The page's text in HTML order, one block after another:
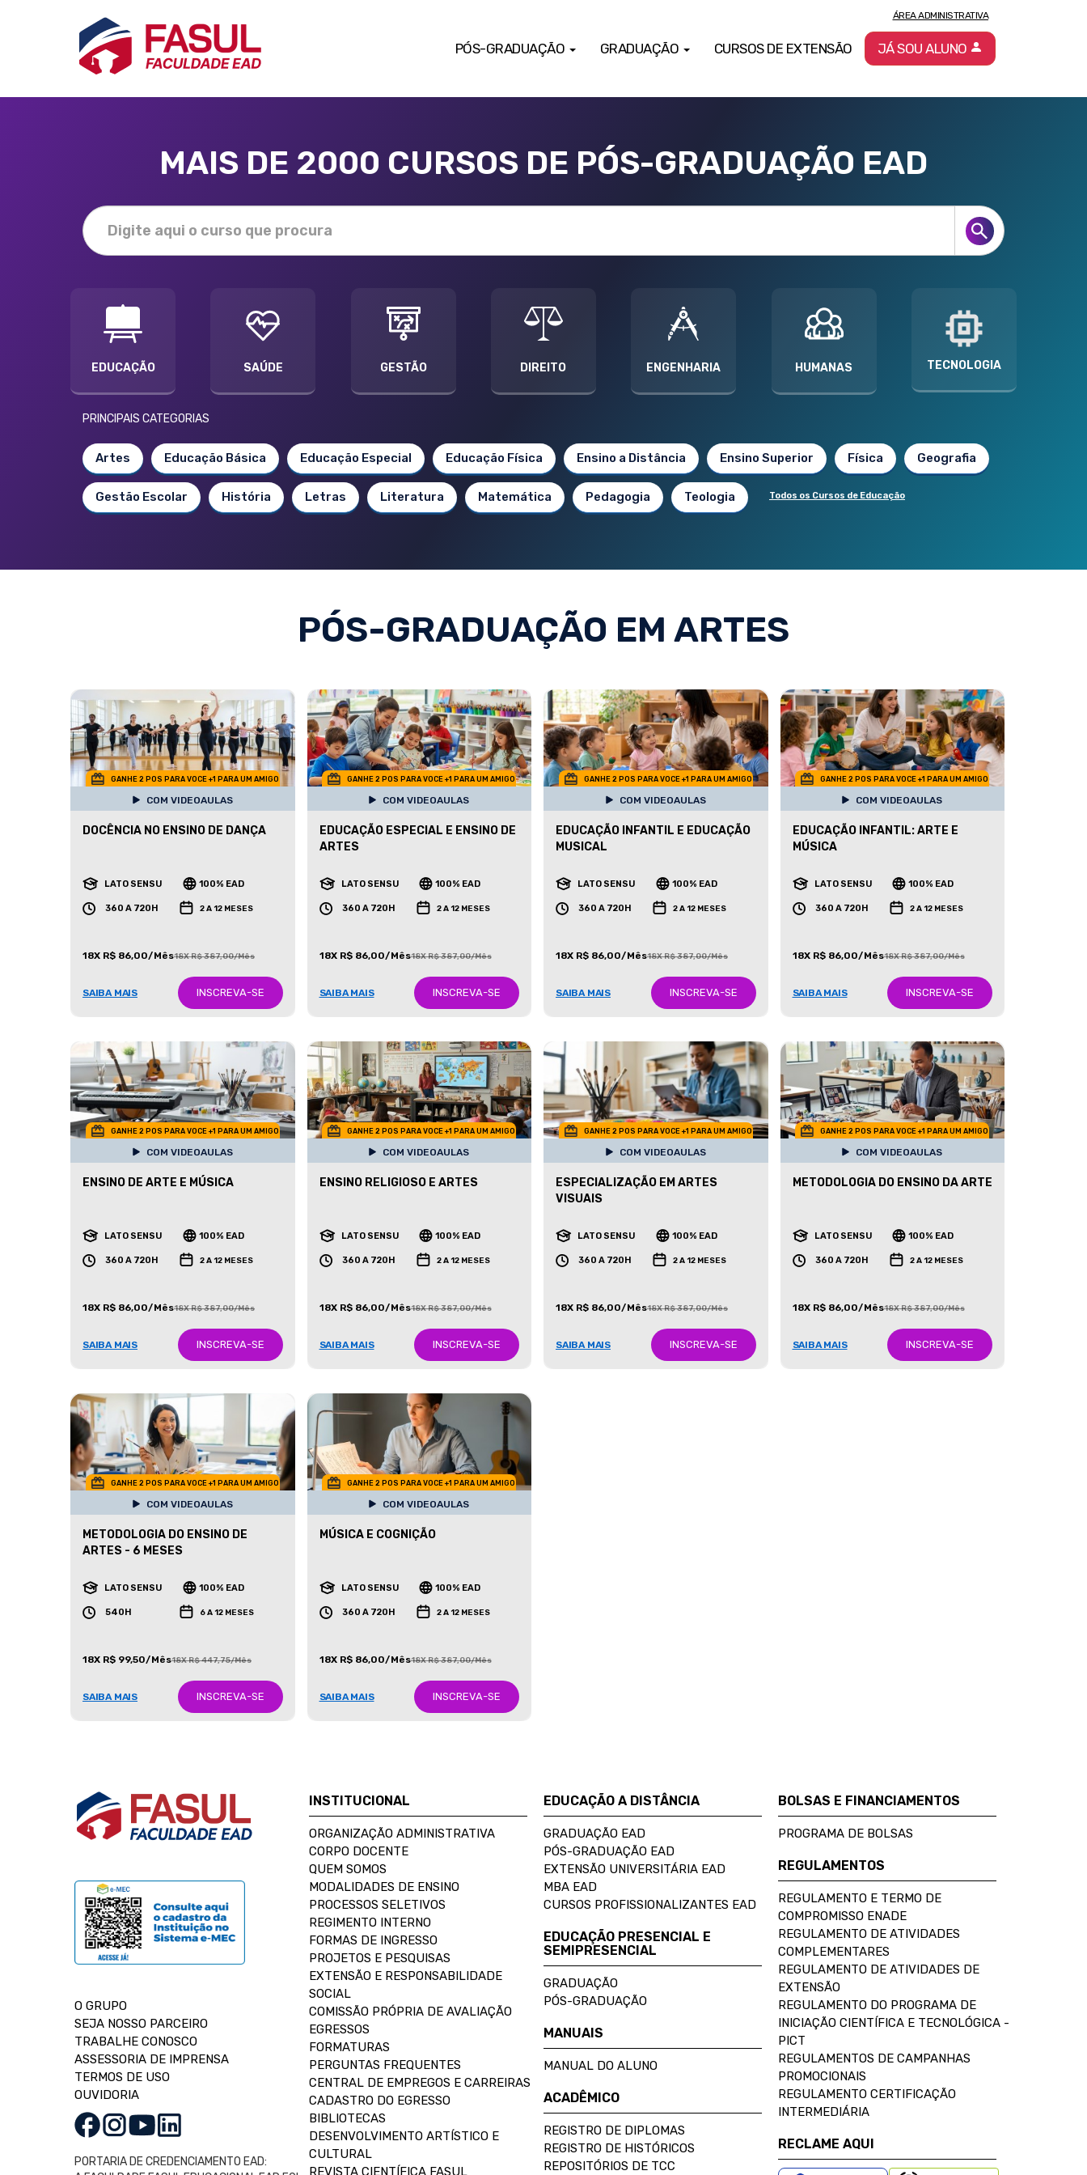
PÓS-GRADUAÇÃO GRADUAÇÃO CURSOS DE EXTENSÃO
ÁREA ADMINISTRATIVA
JÁ SOU ALUNO
MAIS DE 2000 CURSOS DE PÓS-GRADUAÇÃO EAD
EDUCAÇÃO SAÚDE GESTÃO DIREITO ENGENHARIA HUMANAS TECNOLOGIA
PRINCIPAIS CATEGORIAS
Artes Educação Básica Educação Especial Educação Física Ensino a Distância Ensino Superior Física Geografia
Gestão Escolar História Letras Literatura Matemática Pedagogia Teologia Todos os Cursos de Educação
PÓS-GRADUAÇÃO EM ARTES
GANHE 2 POS PARA VOCE +1 PARA UM AMIGO
COM VIDEOAULAS
DOCÊNCIA NO ENSINO DE DANÇA
LATO SENSU 100% EAD
360 A 720H 2 A 12 MESES
18X R$ 86,00/Mês18X R$ 387,00/Mês
SAIBA MAIS INSCREVA-SE
GANHE 2 POS PARA VOCE +1 PARA UM AMIGO
COM VIDEOAULAS
EDUCAÇÃO ESPECIAL E ENSINO DE
ARTES
LATO SENSU 100% EAD
360 A 720H 2 A 12 MESES
18X R$ 86,00/Mês18X R$ 387,00/Mês
SAIBA MAIS INSCREVA-SE
GANHE 2 POS PARA VOCE +1 PARA UM AMIGO
COM VIDEOAULAS
EDUCAÇÃO INFANTIL E EDUCAÇÃO
MUSICAL
LATO SENSU 100% EAD
360 A 720H 2 A 12 MESES
18X R$ 86,00/Mês18X R$ 387,00/Mês
SAIBA MAIS INSCREVA-SE
GANHE 2 POS PARA VOCE +1 PARA UM AMIGO
COM VIDEOAULAS
EDUCAÇÃO INFANTIL: ARTE E
MÚSICA
LATO SENSU 100% EAD
360 A 720H 2 A 12 MESES
18X R$ 86,00/Mês18X R$ 387,00/Mês
SAIBA MAIS INSCREVA-SE
GANHE 2 POS PARA VOCE +1 PARA UM AMIGO
COM VIDEOAULAS
ENSINO DE ARTE E MÚSICA
LATO SENSU 100% EAD
360 A 720H 2 A 12 MESES
18X R$ 86,00/Mês18X R$ 387,00/Mês
SAIBA MAIS INSCREVA-SE
GANHE 2 POS PARA VOCE +1 PARA UM AMIGO
COM VIDEOAULAS
ENSINO RELIGIOSO E ARTES
LATO SENSU 100% EAD
360 A 720H 2 A 12 MESES
18X R$ 86,00/Mês18X R$ 387,00/Mês
SAIBA MAIS INSCREVA-SE
GANHE 2 POS PARA VOCE +1 PARA UM AMIGO
COM VIDEOAULAS
ESPECIALIZAÇÃO EM ARTES
VISUAIS
LATO SENSU 100% EAD
360 A 720H 2 A 12 MESES
18X R$ 86,00/Mês18X R$ 387,00/Mês
SAIBA MAIS INSCREVA-SE
GANHE 2 POS PARA VOCE +1 PARA UM AMIGO
COM VIDEOAULAS
METODOLOGIA DO ENSINO DA ARTE
LATO SENSU 100% EAD
360 A 720H 2 A 12 MESES
18X R$ 86,00/Mês18X R$ 387,00/Mês
SAIBA MAIS INSCREVA-SE
GANHE 2 POS PARA VOCE +1 PARA UM AMIGO
COM VIDEOAULAS
METODOLOGIA DO ENSINO DE
ARTES - 6 MESES
LATO SENSU 100% EAD
540H 6 A 12 MESES
18X R$ 99,50/Mês18X R$ 447,75/Mês
SAIBA MAIS INSCREVA-SE
GANHE 2 POS PARA VOCE +1 PARA UM AMIGO
COM VIDEOAULAS
MÚSICA E COGNIÇÃO
LATO SENSU 100% EAD
360 A 720H 2 A 12 MESES
18X R$ 86,00/Mês18X R$ 387,00/Mês
SAIBA MAIS INSCREVA-SE
O GRUPO
SEJA NOSSO PARCEIRO
TRABALHE CONOSCO
ASSESSORIA DE IMPRENSA
TERMOS DE USO
OUVIDORIA
PORTARIA DE CREDENCIAMENTO EAD:
INSTITUCIONAL
ORGANIZAÇÃO ADMINISTRATIVA
CORPO DOCENTE
QUEM SOMOS
MODALIDADES DE ENSINO
PROCESSOS SELETIVOS
REGIMENTO INTERNO
FORMAS DE INGRESSO
PROJETOS E PESQUISAS
EXTENSÃO E RESPONSABILIDADE
SOCIAL
COMISSÃO PRÓPRIA DE AVALIAÇÃO
EGRESSOS
FORMATURAS
PERGUNTAS FREQUENTES
CENTRAL DE EMPREGOS E CARREIRAS
CADASTRO DO EGRESSO
BIBLIOTECAS
DESENVOLVIMENTO ARTÍSTICO E
CULTURAL
REVISTA CIENTÍFICA FASUL
EDUCAÇÃO A DISTÂNCIA
GRADUAÇÃO EAD
PÓS-GRADUAÇÃO EAD
EXTENSÃO UNIVERSITÁRIA EAD
MBA EAD
CURSOS PROFISSIONALIZANTES EAD
EDUCAÇÃO PRESENCIAL E
SEMIPRESENCIAL
GRADUAÇÃO
PÓS-GRADUAÇÃO
MANUAIS
MANUAL DO ALUNO
ACADÊMICO
REGISTRO DE DIPLOMAS
REGISTRO DE HISTÓRICOS
REPOSITÓRIOS DE TCC
BOLSAS E FINANCIAMENTOS
PROGRAMA DE BOLSAS
REGULAMENTOS
REGULAMENTO E TERMO DE
COMPROMISSO ENADE
REGULAMENTO DE ATIVIDADES
COMPLEMENTARES
REGULAMENTO DE ATIVIDADES DE
EXTENSÃO
REGULAMENTO DO PROGRAMA DE
INICIAÇÃO CIENTÍFICA E TECNOLÓGICA -
PICT
REGULAMENTOS DE CAMPANHAS
PROMOCIONAIS
REGULAMENTO CERTIFICAÇÃO
INTERMEDIÁRIA
RECLAME AQUI